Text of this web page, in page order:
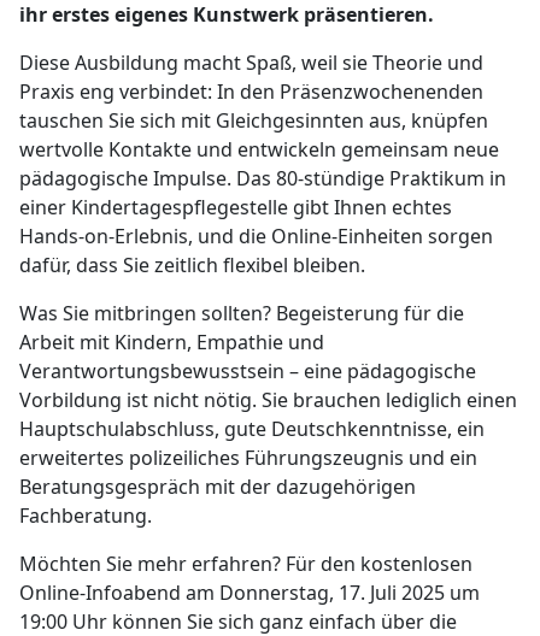
ihr erstes eigenes Kunstwerk präsentieren.
Diese Ausbildung macht Spaß, weil sie Theorie und
Praxis eng verbindet: In den Präsenzwochenenden
tauschen Sie sich mit Gleichgesinnten aus, knüpfen
wertvolle Kontakte und entwickeln gemeinsam neue
pädagogische Impulse. Das 80-stündige Praktikum in
einer Kindertagespflegestelle gibt Ihnen echtes
Hands-on-Erlebnis, und die Online-Einheiten sorgen
dafür, dass Sie zeitlich flexibel bleiben.
Was Sie mitbringen sollten? Begeisterung für die
Arbeit mit Kindern, Empathie und
Verantwortungsbewusstsein – eine pädagogische
Vorbildung ist nicht nötig. Sie brauchen lediglich einen
Hauptschulabschluss, gute Deutschkenntnisse, ein
erweitertes polizeiliches Führungszeugnis und ein
Beratungsgespräch mit der dazugehörigen
Fachberatung.
Möchten Sie mehr erfahren? Für den kostenlosen
Online-Infoabend am Donnerstag, 17. Juli 2025 um
19:00 Uhr können Sie sich ganz einfach über die